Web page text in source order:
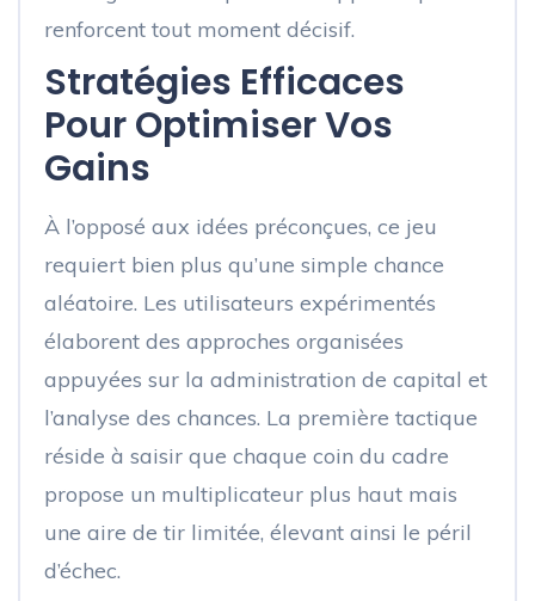
renforcent tout moment décisif.
Stratégies Efficaces
Pour Optimiser Vos
Gains
À l’opposé aux idées préconçues, ce jeu
requiert bien plus qu’une simple chance
aléatoire. Les utilisateurs expérimentés
élaborent des approches organisées
appuyées sur la administration de capital et
l’analyse des chances. La première tactique
réside à saisir que chaque coin du cadre
propose un multiplicateur plus haut mais
une aire de tir limitée, élevant ainsi le péril
d’échec.